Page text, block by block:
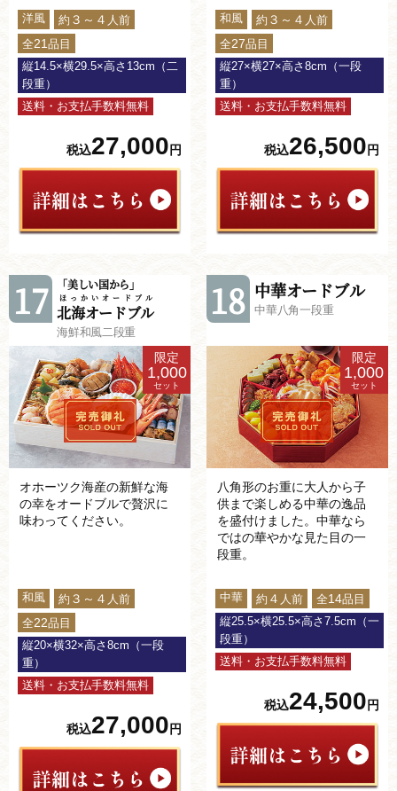
洋風 約 ３～４ 人前
全21 品目
縦14.5×横29.5×高さ13cm（二
段重）
送料・お支払手数料無料
税込27,000 円
和風 約 ３～４ 人前
全27品目
縦27×横27×高さ8cm（一段
重）
送料・お支払手数料無料
税込26,500 円
17 「美しい国から」
北海オードブル
ほっかいオードブル
海鮮和風二段重
限定
1,000
セット
オホーツク海産の新鮮な海
の幸をオードブルで贅沢に
味わってください。
和風 約 ３～４ 人前
全22品目
縦20×横32×高さ8cm（一段
重）
送料・お支払手数料無料
税込27,000円
18 中華オードブル
中華八角一段重
限定
1,000
セット
八角形のお重に大人から子
供まで楽しめる中華の逸品
を盛付けました。中華なら
ではの華やかな見た目の一
段重。
中華 約 ４ 人前 全14品目
縦25.5×横25.5×高さ7.5cm（一
段重）
送料・お支払手数料無料
税込24,500円